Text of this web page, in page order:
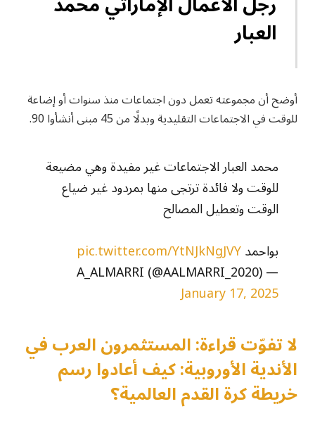
العبار
أوضح أن مجموعته تعمل دون اجتماعات منذ سنوات أو إضاعة
للوقت في الاجتماعات التقليدية وبدلًا من 45 مبنى أنشأوا 90.
محمد العبار الاجتماعات غير مفيدة وهي مضيعة
للوقت ولا فائدة ترتجى منها بمردود غير ضياع
الوقت وتعطيل المصالح
بواحمدpic.twitter.com/YtNJkNgJVY
— A_ALMARRI (@AALMARRI_2020)
January 17, 2025
لا تفوّت قراءة: المستثمرون العرب في
الأندية الأوروبية: كيف أعادوا رسم
خريطة كرة القدم العالمية؟